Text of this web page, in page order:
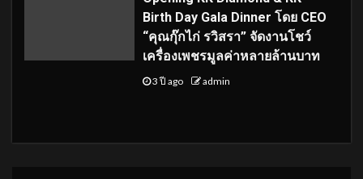
Birth Day Gala Dinner โดย CEO
“คุณกุ๊กไก่ รวิสรา” จัดงานโชว์
เครื่องเพชรมูลค่าหลายล้านบาท
3 ปี ago admin